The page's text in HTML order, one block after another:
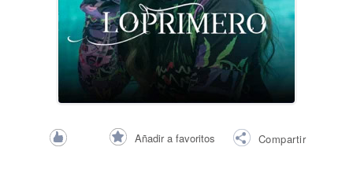
Añadir a favoritos Compartir